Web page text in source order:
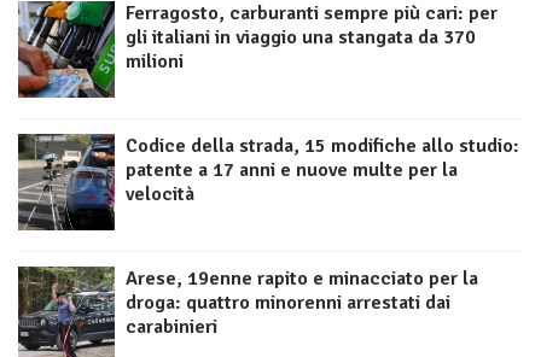
Ferragosto, carburanti sempre più cari: per
gli italiani in viaggio una stangata da 370
milioni
Codice della strada, 15 modifiche allo studio:
patente a 17 anni e nuove multe per la
velocità
Arese, 19enne rapito e minacciato per la
droga: quattro minorenni arrestati dai
carabinieri